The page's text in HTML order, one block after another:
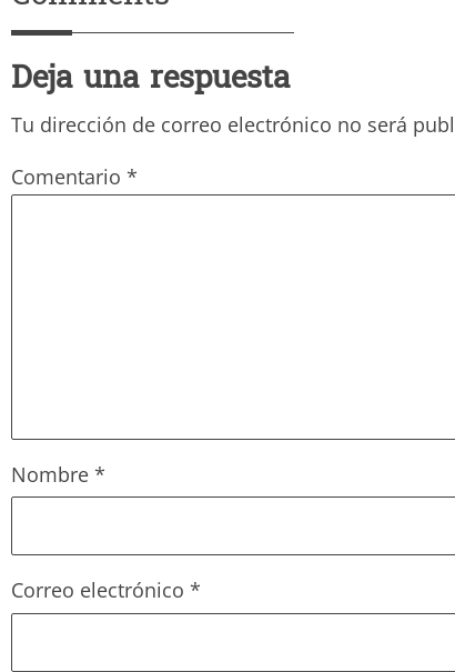
Deja una respuesta
Tu dirección de correo electrónico no será
Comentario *
Nombre *
Correo electrónico *